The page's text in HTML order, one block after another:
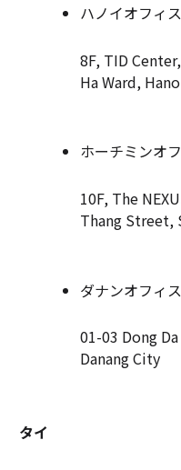
ハノイオフィス
8F, TID
Ha Ward,
ホーチミンオ
10F, The
Thang Street,
ダナンオフィス
01-03 Dong
Danang City
タイ